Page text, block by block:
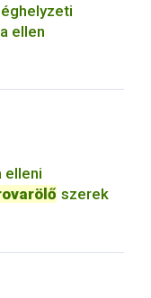
ellen
elleni
szerek